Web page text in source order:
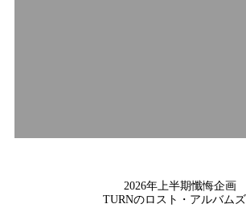
2026年上半期懺悔企画
TURNのロスト・アルバム